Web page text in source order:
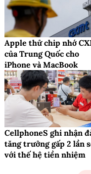
Apple thử chip nhớ
của Trung Quốc cho
iPhone và MacBook
CellphoneS ghi nhận
tăng trưởng gấp 2 lần
với thế hệ tiền nhiệm